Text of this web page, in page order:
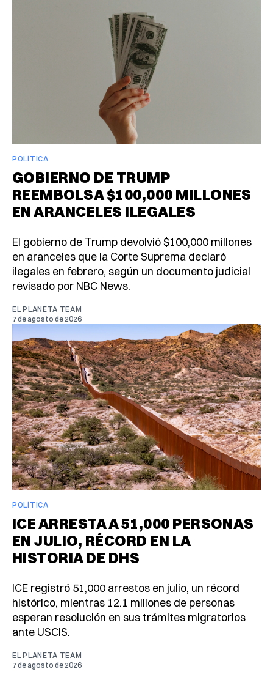
POLÍTICA
GOBIERNO DE TRUMP
REEMBOLSA $100,000 MILLONES
EN ARANCELES ILEGALES
El gobierno de Trump devolvió $100,000 millones
en aranceles que la Corte Suprema declaró
ilegales en febrero, según un documento judicial
revisado por NBC News.
EL PLANETA TEAM
7 de agosto de 2026
POLÍTICA
ICE ARRESTA A 51,000 PERSONAS
EN JULIO, RÉCORD EN LA
HISTORIA DE DHS
ICE registró 51,000 arrestos en julio, un récord
histórico, mientras 12.1 millones de personas
esperan resolución en sus trámites migratorios
ante USCIS.
EL PLANETA TEAM
7 de agosto de 2026